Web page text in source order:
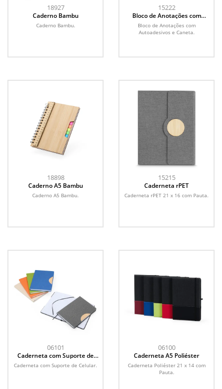
18927
Caderno Bambu
Caderno Bambu.
15222
Bloco de Anotações com
Autoadesivos e Caneta
Bloco de Anotações com
Autoadesivos e Caneta.
18898
Caderno A5 Bambu
Caderno A5 Bambu.
15215
Caderneta rPET
Caderneta rPET 21 x 16 com Pauta.
06101
Caderneta com Suporte de
Celular
Caderneta com Suporte de Celular.
06100
Caderneta A5 Poliéster
Caderneta Poliéster 21 x 14 com
Pauta.